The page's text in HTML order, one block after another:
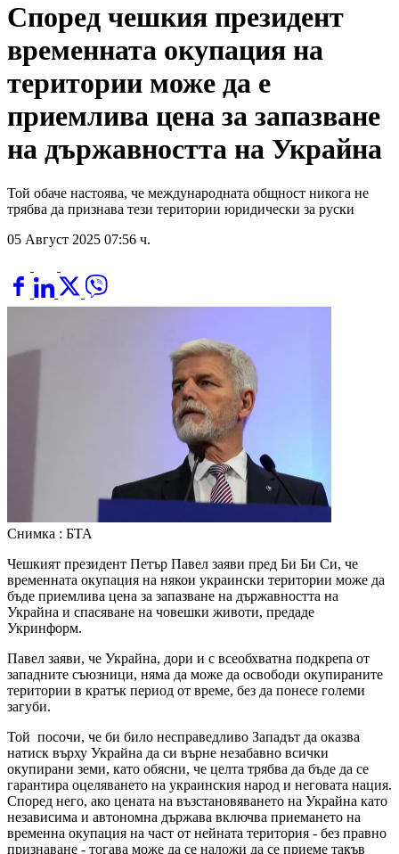
Според чешкия президент
временната окупация на
територии може да е
приемлива цена за запазване
на държавността на Украйна
Той обаче настоява, че международната общност никога не
трябва да признава тези територии юридически за руски
05 Август 2025 07:56 ч.
Снимка : БТА
Чешкият президент Петър Павел заяви пред Би Би Си, че
временната окупация на някои украински територии може да
бъде приемлива цена за запазване на държавността на
Украйна и спасяване на човешки животи, предаде
Укринформ.
Павел заяви, че Украйна, дори и с всеобхватна подкрепа от
западните съюзници, няма да може да освободи окупираните
територии в кратък период от време, без да понесе големи
загуби.
Той посочи, че би било несправедливо Западът да оказва
натиск върху Украйна да си върне незабавно всички
окупирани земи, като обясни, че целта трябва да бъде да се
гарантира оцеляването на украинския народ и неговата нация.
Според него, ако цената на възстановяването на Украйна като
независима и автономна държава включва приемането на
временна окупация на част от нейната територия - без правно
признаване - тогава може да се наложи да се приеме такъв